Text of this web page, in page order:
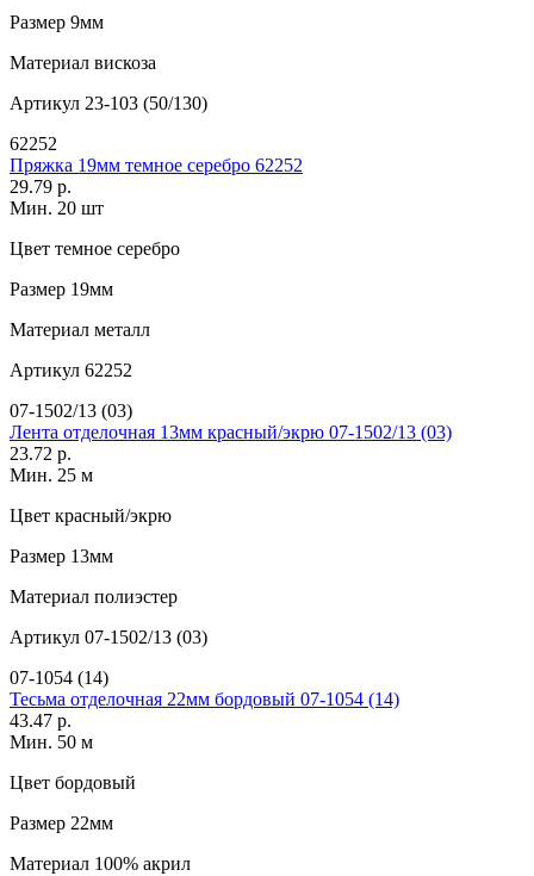
Размер 9мм
Материал вискоза
Артикул 23-103 (50/130)
62252
Пряжка 19мм темное серебро 62252
29.79 р.
Мин. 20 шт
Цвет темное серебро
Размер 19мм
Материал металл
Артикул 62252
07-1502/13 (03)
Лента отделочная 13мм красный/экрю 07-1502/13 (03)
23.72 р.
Мин. 25 м
Цвет красный/экрю
Размер 13мм
Материал полиэстер
Артикул 07-1502/13 (03)
07-1054 (14)
Тесьма отделочная 22мм бордовый 07-1054 (14)
43.47 р.
Мин. 50 м
Цвет бордовый
Размер 22мм
Материал 100% акрил